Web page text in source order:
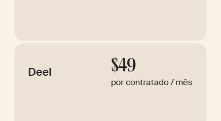
Deel $49
por contratado / mês